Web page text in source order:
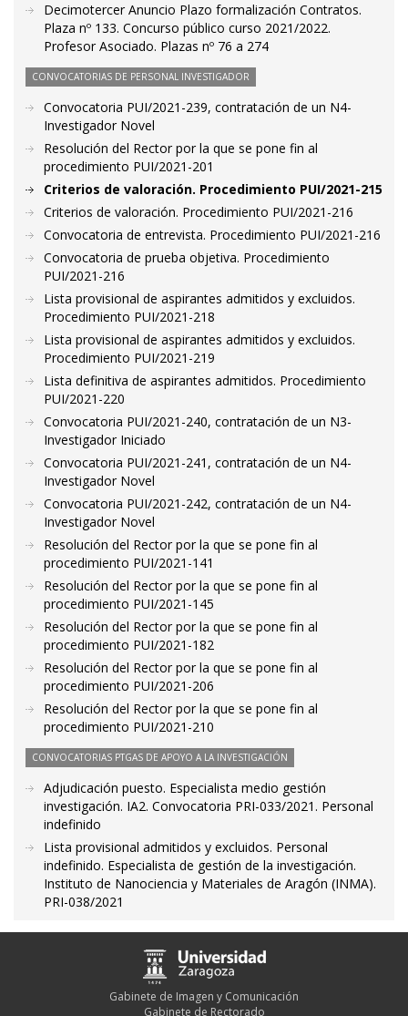
Decimotercer Anuncio Plazo formalización Contratos.
Plaza nº 133. Concurso público curso 2021/2022.
Profesor Asociado. Plazas nº 76 a 274
CONVOCATORIAS DE PERSONAL INVESTIGADOR
Convocatoria PUI/2021-239, contratación de un N4-
Investigador Novel
Resolución del Rector por la que se pone fin al
procedimiento PUI/2021-201
Criterios de valoración. Procedimiento PUI/2021-215
Criterios de valoración. Procedimiento PUI/2021-216
Convocatoria de entrevista. Procedimiento PUI/2021-216
Convocatoria de prueba objetiva. Procedimiento
PUI/2021-216
Lista provisional de aspirantes admitidos y excluidos.
Procedimiento PUI/2021-218
Lista provisional de aspirantes admitidos y excluidos.
Procedimiento PUI/2021-219
Lista definitiva de aspirantes admitidos. Procedimiento
PUI/2021-220
Convocatoria PUI/2021-240, contratación de un N3-
Investigador Iniciado
Convocatoria PUI/2021-241, contratación de un N4-
Investigador Novel
Convocatoria PUI/2021-242, contratación de un N4-
Investigador Novel
Resolución del Rector por la que se pone fin al
procedimiento PUI/2021-141
Resolución del Rector por la que se pone fin al
procedimiento PUI/2021-145
Resolución del Rector por la que se pone fin al
procedimiento PUI/2021-182
Resolución del Rector por la que se pone fin al
procedimiento PUI/2021-206
Resolución del Rector por la que se pone fin al
procedimiento PUI/2021-210
CONVOCATORIAS PTGAS DE APOYO A LA INVESTIGACIÓN
Adjudicación puesto. Especialista medio gestión
investigación. IA2. Convocatoria PRI-033/2021. Personal
indefinido
Lista provisional admitidos y excluidos. Personal
indefinido. Especialista de gestión de la investigación.
Instituto de Nanociencia y Materiales de Aragón (INMA).
PRI-038/2021
Gabinete de Imagen y Comunicación
Gabinete de Rectorado